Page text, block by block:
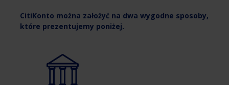
CitiKonto można założyć na dwa wygodne sposoby,
które prezentujemy poniżej.